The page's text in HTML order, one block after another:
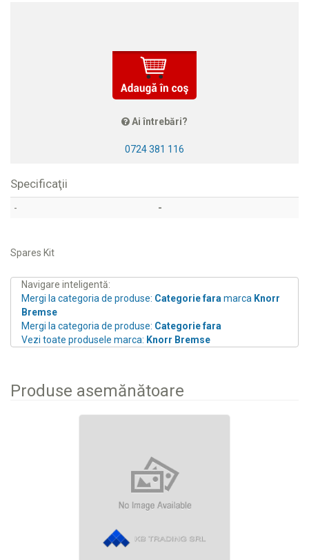
Ai întrebări?
0724 381 116
Specificaţii
- -
Spares Kit
Navigare inteligentă:
Mergi la categoria de produse: Categorie fara marca Knorr
Bremse
Mergi la categoria de produse: Categorie fara
Vezi toate produsele marca: Knorr Bremse
Produse asemănătoare